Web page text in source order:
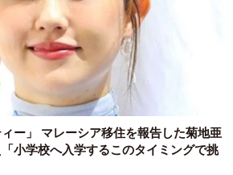
ィー」 マレーシア移住を報告した菊地亜
小学校へ入学するこのタイミングで挑